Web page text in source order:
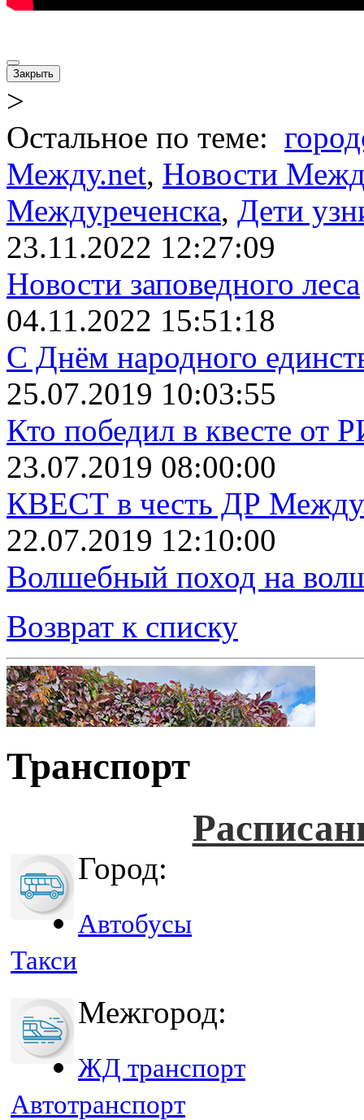
Закрыть
>
Остальное по теме:
Между.net, Новости
Междуреченска, Дети
23.11.2022 12:27:09
Новости заповедного леса
04.11.2022 15:51:18
С Днём народного
25.07.2019 10:03:55
Кто победил в квесте от
23.07.2019 08:00:00
КВЕСТ в честь ДР
22.07.2019 12:10:00
Волшебный поход на
Возврат к списку
Транспорт
Город:
Автобусы
Такси
Межгород:
ЖД транспорт
Автотранспорт